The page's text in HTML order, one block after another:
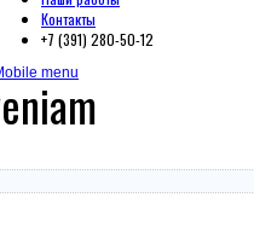
Контакты
+7 (391) 280-50-12
menu